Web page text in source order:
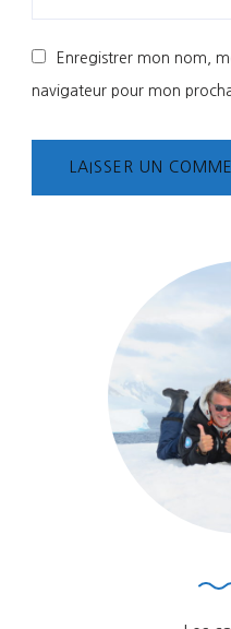
Enregistrer mon nom,
navigateur pour mon